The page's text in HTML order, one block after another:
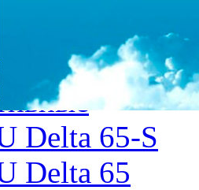
MRU
Delta 65-S
Delta 65